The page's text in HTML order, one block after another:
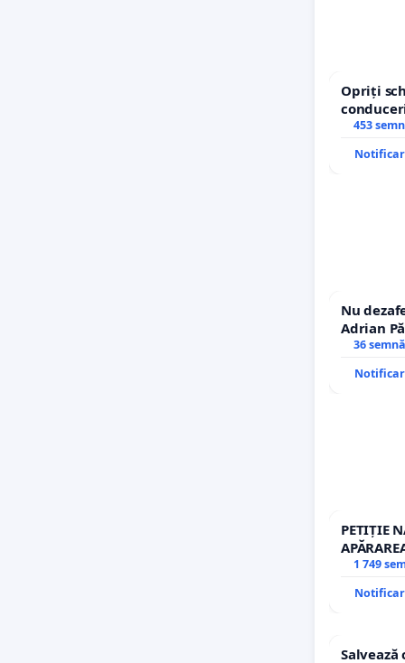
Opriți
453
Nu
Adrian
Icoanei!
36
PETIȚIE
1 749